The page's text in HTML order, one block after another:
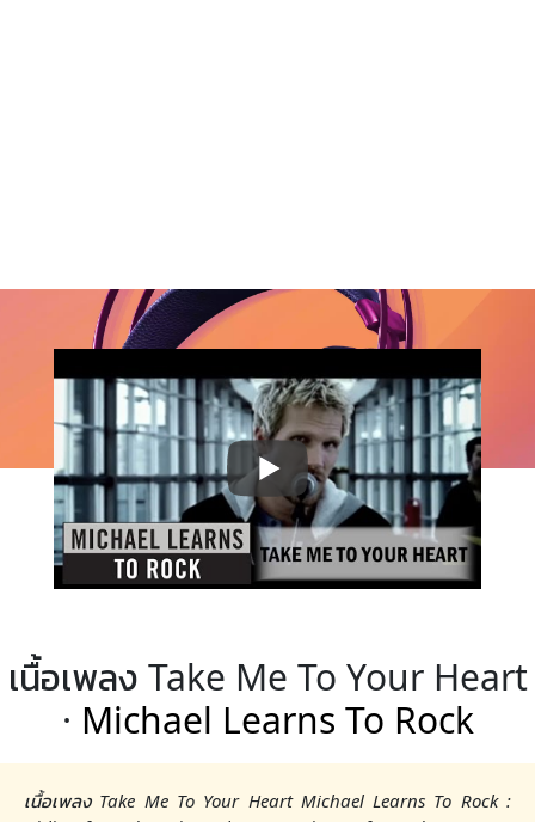
เนื้อเพลง Take Me To Your Heart
· Michael Learns To Rock
เนื้อเพลง Take Me To Your Heart Michael Learns To Rock :